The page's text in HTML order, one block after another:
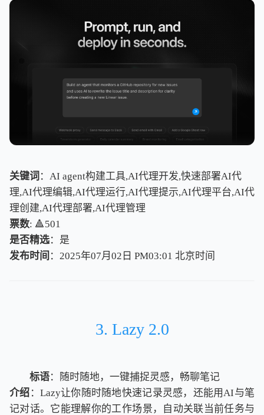
关键词 ：AI agent构建工具,AI代理开发,快速部署AI代
理,AI代理编辑,AI代理运行,AI代理提示,AI代理平台,AI代
理创建,AI代理部署,AI代理管理
票数: 🔺501
是否精选：是
发布时间 ：2025年07月02日 PM03:01 北京时间
北京时间
3. Lazy 2.0
标语：随时随地，一键捕捉灵感，畅聊笔记
介绍 ：Lazy让你随时随地快速记录灵感，还能用AI与笔
记对话。它能理解你的工作场景，自动关联当前任务与